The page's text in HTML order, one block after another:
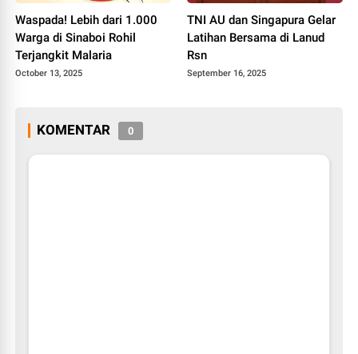
Waspada! Lebih dari 1.000
Warga di Sinaboi Rohil
Terjangkit Malaria
October 13, 2025
TNI AU dan Singapura Gelar
Latihan Bersama di Lanud
Rsn
September 16, 2025
KOMENTAR 0